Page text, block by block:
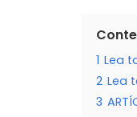
1 Lea
2 Lea
3